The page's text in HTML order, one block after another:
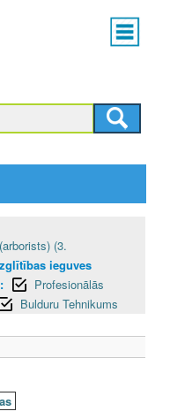
Main
menu
(3.
ieguves
Profesionālās
Bulduru Tehnikums